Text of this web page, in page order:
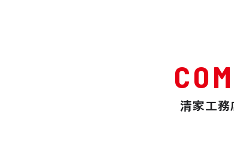
清家工